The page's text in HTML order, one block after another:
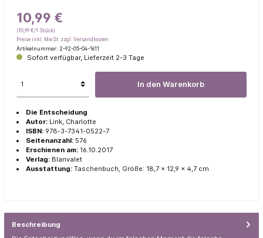
10,99 €
(10,99 €/1 Stück)
Preise inkl. MwSt. zzgl. Versandkosten
Artikelnummer: 2-92-05-04-1611
Sofort verfügbar, Lieferzeit 2-3 Tage
In den Warenkorb
Die Entscheidung
Autor: Link, Charlotte
ISBN: 978-3-7341-0522-7
Seitenanzahl:576
Erschienen am: 16.10.2017
Verlag: Blanvalet
Ausstattung: Taschenbuch, Größe: 18,7 x 12,9 x 4,7 cm
Beschreibung